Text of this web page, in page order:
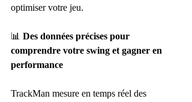
optimiser votre jeu.
📊 Des données précises pour
comprendre votre swing et gagner en
performance
TrackMan mesure en temps réel des